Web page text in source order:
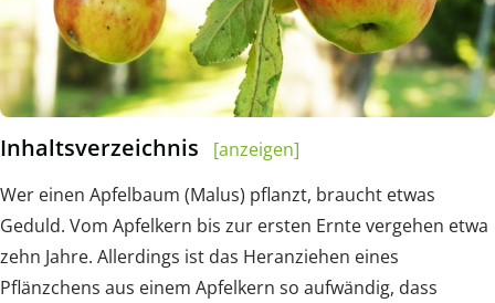
Inhaltsverzeichnis
[anzeigen]
Wer einen Apfelbaum (Malus) pflanzt, braucht etwas
Geduld. Vom Apfelkern bis zur ersten Ernte vergehen etwa
zehn Jahre. Allerdings ist das Heranziehen eines
Pflänzchens aus einem Apfelkern so aufwändig, dass